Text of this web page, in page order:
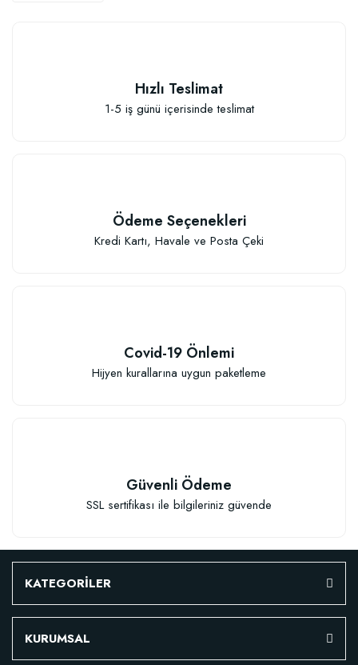
Hızlı Teslimat
1-5 iş günü içerisinde teslimat
Ödeme Seçenekleri
Kredi Kartı, Havale ve Posta Çeki
Covid-19 Önlemi
Hijyen kurallarına uygun paketleme
Güvenli Ödeme
SSL sertifikası ile bilgileriniz güvende
KATEGORİLER
KURUMSAL